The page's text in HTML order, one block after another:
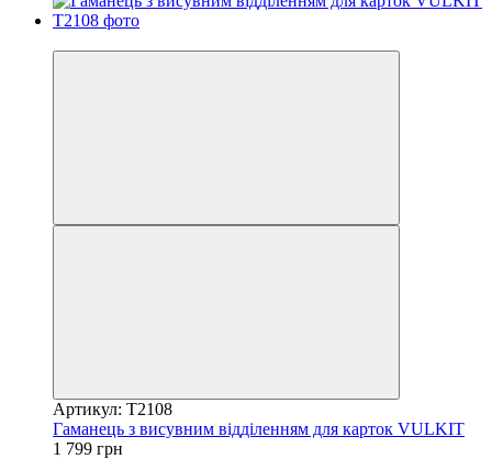
Артикул: T2108
Гаманець з висувним відділенням для карток VULKIT
1 799 грн